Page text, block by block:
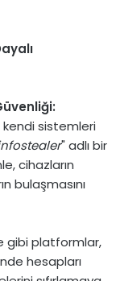
kendi sistemleri
" adlı bir
cihazların
bulaşmasını
gibi platformlar,
hesapları